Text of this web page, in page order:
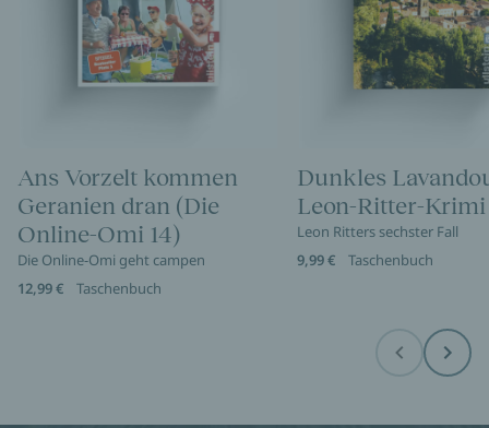
Ans Vorzelt kommen
Geranien dran (Die
Online-Omi 14)
Die Online-Omi geht campen
12,99 €
Taschenbuch
Dunkles
Leon-Ritter-Krimi
Leon Ritters sechster Fall
9,99 €
Taschenbuch
Before Next